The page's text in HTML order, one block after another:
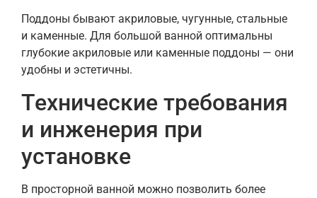
Поддоны бывают акриловые, чугунные, стальные
и каменные. Для большой ванной оптимальны
глубокие акриловые или каменные поддоны — они
удобны и эстетичны.
Технические требования
и инженерия при
установке
В просторной ванной можно позволить более